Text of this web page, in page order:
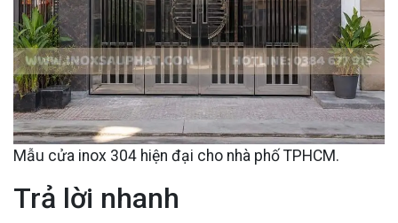
Mẫu cửa inox 304 hiện đại cho nhà phố TPHCM.
Trả lời nhanh